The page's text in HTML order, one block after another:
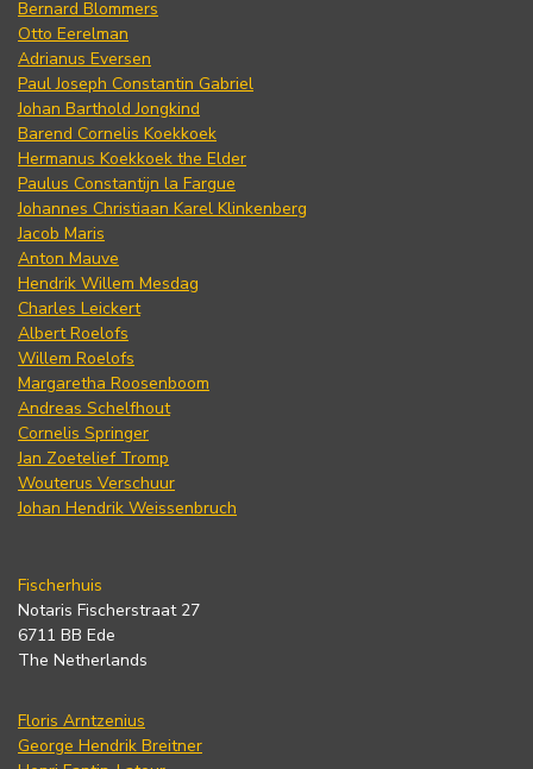
Bernard Blommers
Otto Eerelman
Adrianus Eversen
Paul Joseph Constantin Gabriel
Johan Barthold Jongkind
Barend Cornelis Koekkoek
Hermanus Koekkoek the Elder
Paulus Constantijn la Fargue
Johannes Christiaan Karel Klinkenberg
Jacob Maris
Anton Mauve
Hendrik Willem Mesdag
Charles Leickert
Albert Roelofs
Willem Roelofs
Margaretha Roosenboom
Andreas Schelfhout
Cornelis Springer
Jan Zoetelief Tromp
Wouterus Verschuur
Johan Hendrik Weissenbruch
Fischerhuis
Notaris Fischerstraat 27
6711 BB Ede
The Netherlands
Floris Arntzenius
George Hendrik Breitner